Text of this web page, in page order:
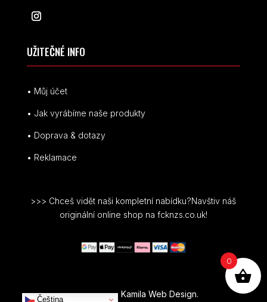
UŽITEČNÉ INFO
• Můj účet
• Jak vyrábíme naše produkty
• Doprava & dotazy
• Reklamace
>>> Chceš vidět naši kompletní nabídku?Navštiv náš
originální online shop na fcknzs.co.uk!
Designed byKamila Web Design.
Čeština‎
0